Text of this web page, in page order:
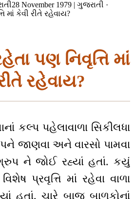
28 November 1979 | ગુજરાતી ·
માં કેવી રીતે રહેવાય?
પણ નિવૃત્તિ માં
રહેવાય?
કલ્પ પહેલાવાળા સિકીલધા
જાણવા અને વારસો પામવા
ને જોઈ રહ્યાં હતાં. કયું
પ્રવૃત્તિ માં રહેવા વાળા
હતાં. ચારે બાજુ બાળકોનાં